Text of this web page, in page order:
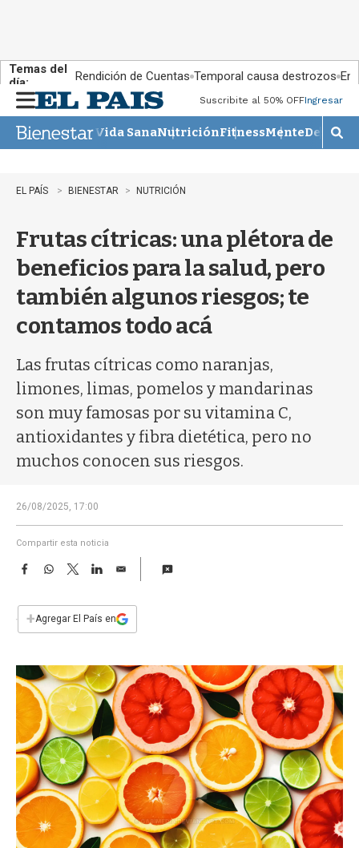
Temas del
día:
Rendición de Cuentas Temporal causa destrozos En
n
u
Suscribite al 50% OFFIngresar
Vida SanaNutriciónFitnessMente
M
o
EL PAÍS BIENESTAR NUTRICIÓN
Frutas cítricas: una plétora de
beneficios para la salud, pero
también algunos riesgos; te
contamos todo acá
Las frutas cítricas como naranjas,
limones, limas, pomelos y mandarinas
son muy famosas por su vitamina C,
antioxidantes y fibra dietética, pero no
muchos conocen sus riesgos.
26/08/2025, 17:00
Compartir esta noticia
F
e
b
k
W
s
p
T
w
t
L
n
E
i
l
+Agregar El País en